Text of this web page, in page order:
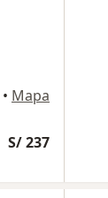
• Mapa
S/ 237